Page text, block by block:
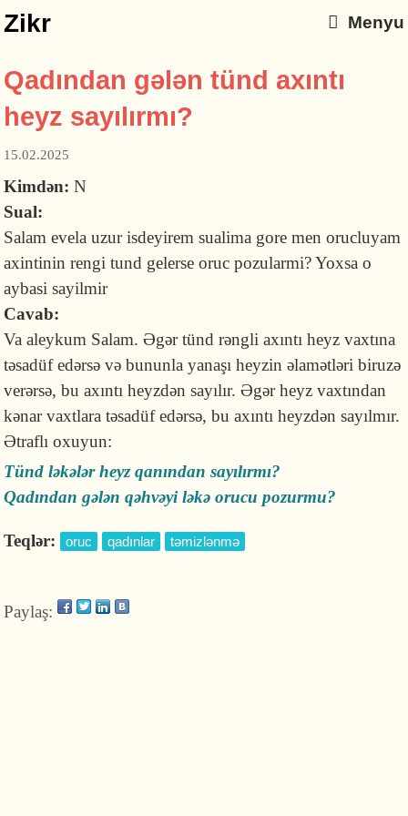
Zikr Menyu
Qadından gələn tünd axıntı
heyz sayılırmı?
15.02.2025
Kimdən:N
Sual:
Salam evela uzur isdeyirem sualima gore men orucluyam
axintinin rengi tund gelerse oruc pozularmi? Yoxsa o
aybasi sayilmir
Cavab:
Va aleykum Salam. Əgər tünd rəngli axıntı heyz vaxtına
təsadüf edərsə və bununla yanaşı heyzin əlamətləri biruzə
verərsə, bu axıntı heyzdən sayılır. Əgər heyz vaxtından
kənar vaxtlara təsadüf edərsə, bu axıntı heyzdən sayılmır.
Ətraflı oxuyun:
Tünd ləkələr heyz qanından sayılırmı?
Qadından gələn qəhvəyi ləkə orucu pozurmu?
Teqlər: oruc qadınlar təmizlənmə
Paylaş: